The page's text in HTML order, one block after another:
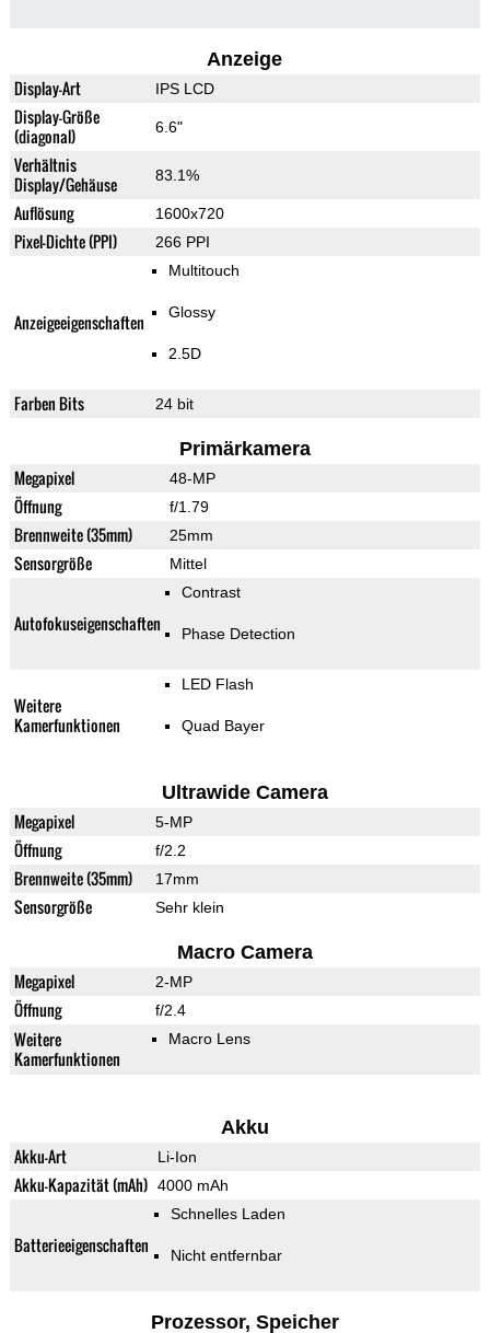
Anzeige
Display-Art IPS LCD
Display-Größe
(diagonal)
6.6"
Verhältnis
Display/Gehäuse
83.1%
Auflösung 1600x720
Pixel-Dichte (PPI) 266 PPI
Anzeigeeigenschaften
Multitouch
Glossy
2.5D
Farben Bits 24 bit
Primärkamera
Megapixel 48-MP
Öffnung f/1.79
Brennweite (35mm) 25mm
Sensorgröße Mittel
Autofokuseigenschaften
Contrast
Phase Detection
Weitere
Kamerfunktionen
LED Flash
Quad Bayer
Ultrawide Camera
Megapixel 5-MP
Öffnung f/2.2
Brennweite (35mm) 17mm
Sensorgröße Sehr klein
Macro Camera
Megapixel 2-MP
Öffnung f/2.4
Weitere
Kamerfunktionen
Macro Lens
Akku
Akku-Art Li-Ion
Akku-Kapazität (mAh) 4000 mAh
Batterieeigenschaften
Schnelles Laden
Nicht entfernbar
Prozessor, Speicher